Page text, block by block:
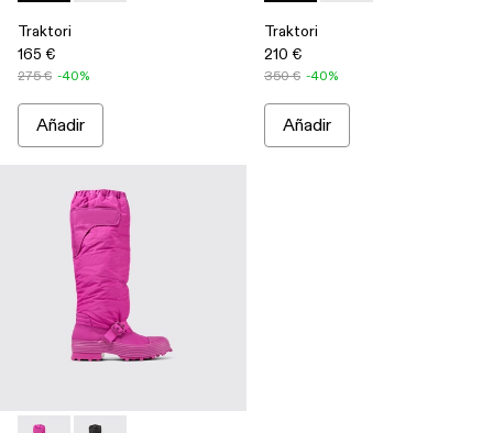
Traktori
165 €
275 € -40%
Añadir
Traktori
210 €
350 € -40%
Añadir